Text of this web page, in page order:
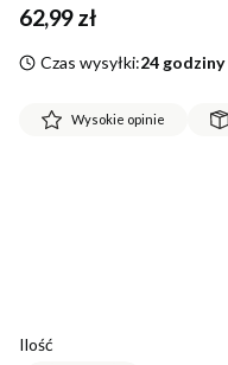
Cena
62,99 zł
Czas wysyłki:24 godziny
Wysokie opinie
Ilość